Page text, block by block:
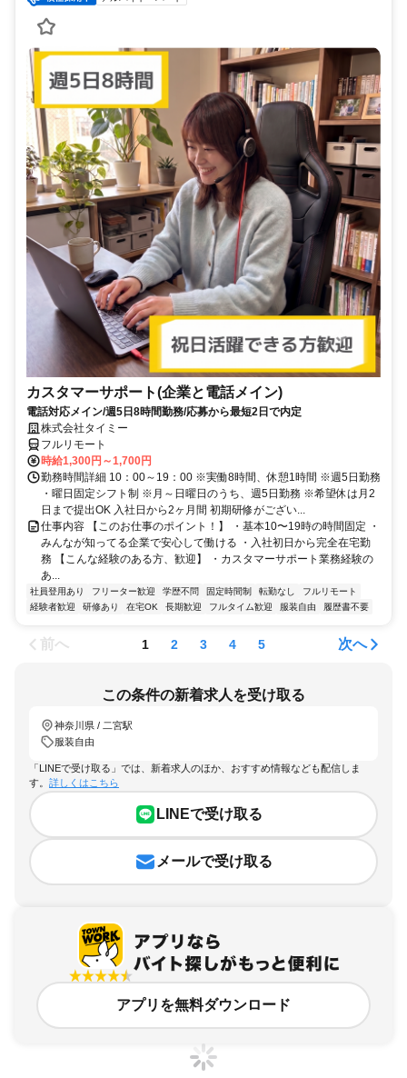
カスタマーサポート(企業と電話メイン)
電話対応メイン/週5日8時間勤務/応募から最短2日で内定
株式会社タイミー
フルリモート
時給1,300円～1,700円
勤務時間詳細 10：00～19：00 ※実働8時間、休憩1時間 ※週5日勤務
・曜日固定シフト制 ※月～日曜日のうち、週5日勤務 ※希望休は月2
日まで提出OK 入社日から2ヶ月間 初期研修がござい...
仕事内容 【このお仕事のポイント！】 ・基本10〜19時の時間固定 ・
みんなが知ってる企業で安心して働ける ・入社初日から完全在宅勤
務 【こんな経験のある方、歓迎】 ・カスタマーサポート業務経験の
あ...
社員登用あり フリーター歓迎 学歴不問 固定時間制 転勤なし
フルリモート
経験者歓迎
研修あり 在宅OK 長期歓迎 フルタイム歓迎 服装自由 履歴書不要
前へ 1 2 3 4 5 次へ
この条件の新着求人を受け取る
神奈川県 / 二宮駅
服装自由
「LINEで受け取る」では、新着求人のほか、おすすめ情報なども配信しま
す。 詳しくはこちら
LINEで受け取る
メールで受け取る
アプリを無料ダウンロード